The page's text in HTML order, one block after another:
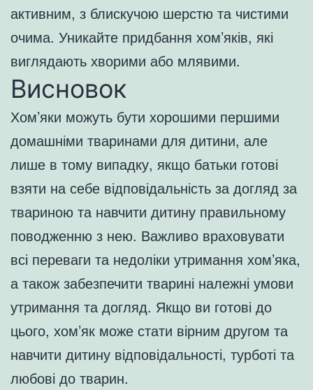
активним, з блискучою шерстю та чистими
очима. Уникайте придбання хом’яків, які
виглядають хворими або млявими.
Висновок
Хом’яки можуть бути хорошими першими
домашніми тваринами для дитини, але
лише в тому випадку, якщо батьки готові
взяти на себе відповідальність за догляд за
твариною та навчити дитину правильному
поводженню з нею. Важливо враховувати
всі переваги та недоліки утримання хом’яка,
а також забезпечити тварині належні умови
утримання та догляд. Якщо ви готові до
цього, хом’як може стати вірним другом та
навчити дитину відповідальності, турботі та
любові до тварин.